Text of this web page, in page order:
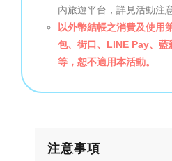
內旅遊平台，詳見活動注
以外幣結帳之消費及使用
包、街口、LINE Pay、
等，恕不適用本活動。
注意事項